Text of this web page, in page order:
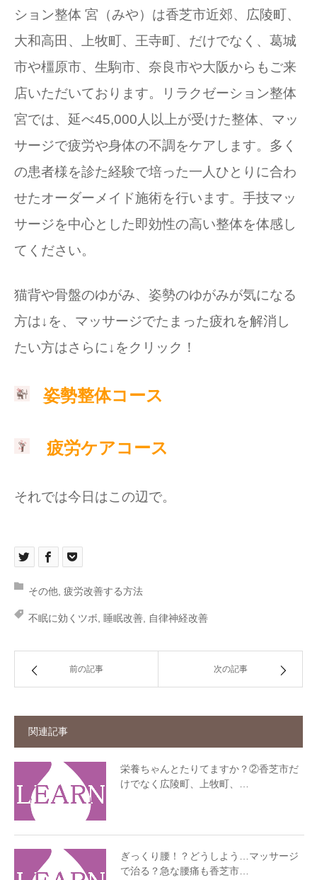
ション整体 宮（みや）は香芝市近郊、広陵町、
大和高田、上牧町、王寺町、だけでなく、葛城
市や橿原市、生駒市、奈良市や大阪からもご来
店いただいております。リラクゼーション整体
宮では、延べ45,000人以上が受けた整体、マッ
サージで疲労や身体の不調をケアします。多く
の患者様を診た経験で培った一人ひとりに合わ
せたオーダーメイド施術を行います。手技マッ
サージを中心とした即効性の高い整体を体感し
てください。
猫背や骨盤のゆがみ、姿勢のゆがみが気になる
方は↓を、マッサージでたまった疲れを解消し
たい方はさらに↓をクリック！
姿勢整体コース
疲労ケアコース
それでは今日はこの辺で。
その他 疲労改善する方法
不眠に効くツボ 睡眠改善 自律神経改善
前の記事 次の記事
関連記事
栄養ちゃんとたりてますか？②香芝市だ
けでなく広陵町、上牧町、…
ぎっくり腰！？どうしよう…マッサージ
で治る？急な腰痛も香芝市…